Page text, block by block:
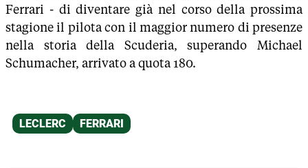
Ferrari - di diventare già nel corso della prossima
stagione il pilota con il maggior numero di presenze
nella storia della Scuderia, superando Michael
Schumacher, arrivato a quota 180.